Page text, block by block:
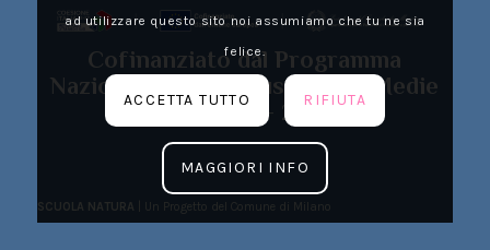
Cofinanziato dal Programma
Nazionale Metro Plus e Città Medie
Sud 2021 – 2027
SCUOLA NATURA | Un Progetto del Comune di Milano
ad utilizzare questo sito noi assumiamo che tu ne sia
felice.
ACCETTA TUTTO RIFIUTA
MAGGIORI INFO